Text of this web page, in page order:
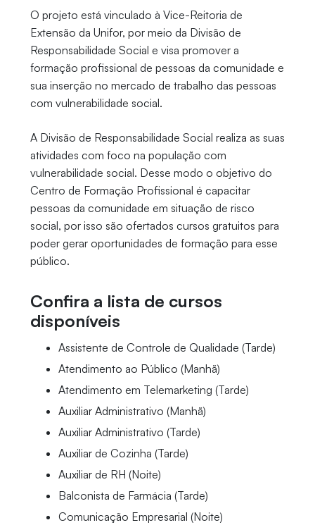
O projeto está vinculado à Vice-Reitoria de
Extensão da Unifor, por meio da Divisão de
Responsabilidade Social e visa promover a
formação profissional de pessoas da comunidade e
sua inserção no mercado de trabalho das pessoas
com vulnerabilidade social.
A Divisão de Responsabilidade Social realiza as suas
atividades com foco na população com
vulnerabilidade social. Desse modo o objetivo do
Centro de Formação Profissional é capacitar
pessoas da comunidade em situação de risco
social, por isso são ofertados cursos gratuitos para
poder gerar oportunidades de formação para esse
público.
Confira a lista de cursos
disponíveis
Assistente de Controle de Qualidade (Tarde)
Atendimento ao Público (Manhã)
Atendimento em Telemarketing (Tarde)
Auxiliar Administrativo (Manhã)
Auxiliar Administrativo (Tarde)
Auxiliar de Cozinha (Tarde)
Auxiliar de RH (Noite)
Balconista de Farmácia (Tarde)
Comunicação Empresarial (Noite)